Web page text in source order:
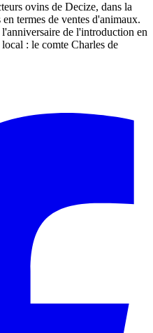
ovins de Decize, dans la
termes de ventes d'animaux.
de l'introduction en
: le comte Charles de